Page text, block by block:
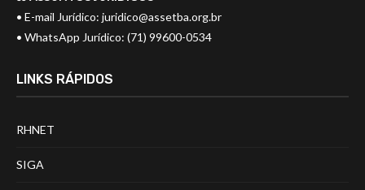
• E-mail Jurídico: juridico@assetba.org.br
• WhatsApp Jurídico: (71) 99600-0534
LINKS RÁPIDOS
RHNET
SIGA